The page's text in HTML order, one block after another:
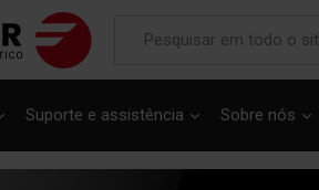
Suporte e assistência Sobre nós